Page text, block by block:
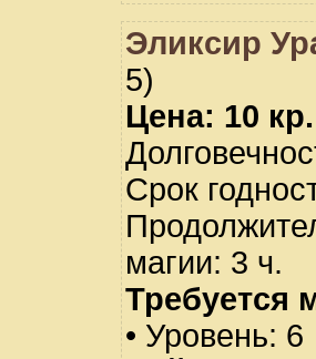
Эликсир
5)
Цена: 10 кр.
Срок
магии: 3 ч.
Требуется
• Уровень: 6